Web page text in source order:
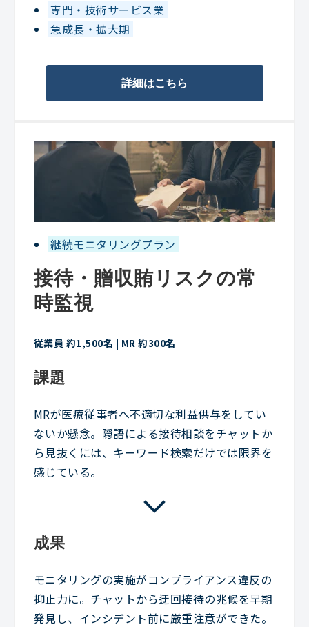
専門・技術サービス業
急成長・拡大期
詳細はこちら
継続モニタリングプラン
接待・贈収賄リスクの常
時監視
従業員 約1,500名 | MR 約300名
課題
MRが医療従事者へ不適切な利益供与をしてい
ないか懸念。隠語による接待相談をチャットか
ら見抜くには、キーワード検索だけでは限界を
感じている。
成果
モニタリングの実施がコンプライアンス違反の
抑止力に。チャットから迂回接待の兆候を早期
発見し、インシデント前に厳重注意ができた。